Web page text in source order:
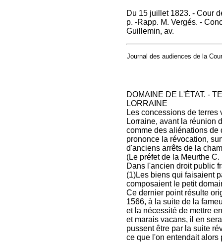
Du 15 juillet 1823. - Cour
p. -Rapp. M. Vergés. -
Guillemin, av.
Journal des audiences de la
DOMAINE DE L'ÉTAT. -
LORRAINE
Les concessions de
Lorraine, avant la réunion
comme des aliénations de
prononce la révocation,
d'anciens arrêts de la
(Le préfet de la Meurthe
Dans l'ancien droit public
(1)Les biens qui faisaient
composaient le petit
Ce dernier point résulte
1566, à la suite de la
et la nécessité de mettre
et marais vacans, il en
pussent être par la suite
ce que l'on entendait alors